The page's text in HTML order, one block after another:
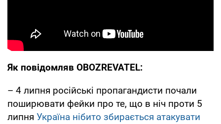
Як повідомляв OBOZREVATEL:
– 4 липня російські пропагандисти почали
поширювати фейки про те, що в ніч проти 5
липня Україна нібито збирається атакувати